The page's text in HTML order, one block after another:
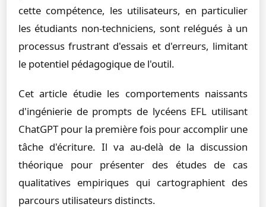
cette compétence, les utilisateurs, en particulier
les étudiants non-techniciens, sont relégués à un
processus frustrant d'essais et d'erreurs, limitant
le potentiel pédagogique de l'outil.
Cet article étudie les comportements naissants
d'ingénierie de prompts de lycéens EFL utilisant
ChatGPT pour la première fois pour accomplir une
tâche d'écriture. Il va au-delà de la discussion
théorique pour présenter des études de cas
qualitatives empiriques qui cartographient des
parcours utilisateurs distincts.